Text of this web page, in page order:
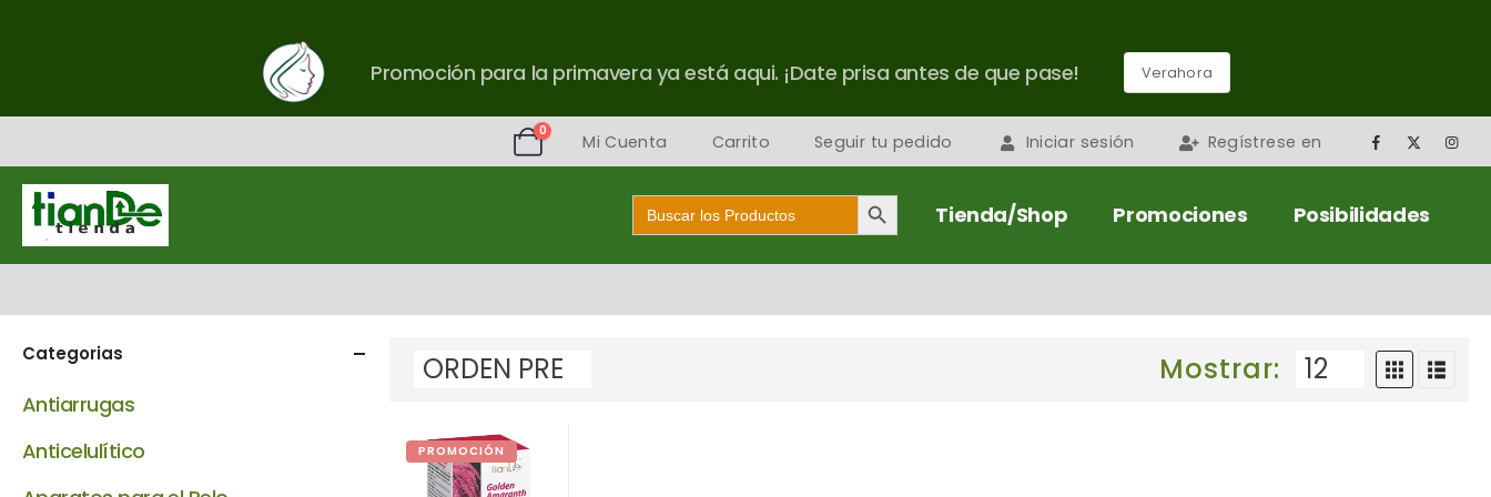
Promoción para la primavera ya está aqui. ¡Date prisa antes de que pase! Verahora
0
Mi Cuenta Carrito Seguir tu pedido Iniciar sesión Regístrese en
Buscar: Botón de búsqueda
Tienda/Shop Promociones Posibilidades
Mostrar:
PROMOCIÓN
Categorias
Antiarrugas
Anticelulítico